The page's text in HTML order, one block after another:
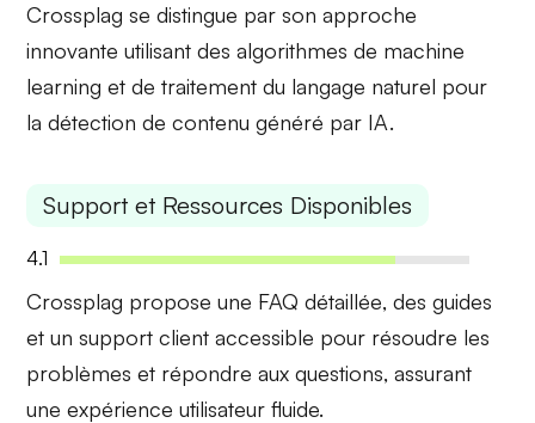
Crossplag se distingue par son approche
innovante utilisant des algorithmes de machine
learning et de traitement du langage naturel pour
la détection de contenu généré par IA.
Support et Ressources Disponibles
4.1
Crossplag propose une FAQ détaillée, des guides
et un support client accessible pour résoudre les
problèmes et répondre aux questions, assurant
une expérience utilisateur fluide.